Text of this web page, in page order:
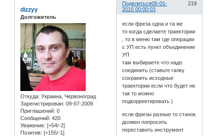
Поделиться 219
05-01-
2015 00:00:03
dizzyy
Долгожитель
Откуда: Украина, Червоноград
Зарегистрирован: 09-07-2009
Приглашений: 0
Сообщений: 420
Уважение: [+54/-2]
Позитив: [+155/-1]
если фреза одна и та же
то когда сделаете траектории
, то в меню там где операции
с УП есть пункт объединение
УП
там выбираете что надо
соединить (ставьте галку
сохранить исходные
траектории если что будет не
так то можно
подкорректировать )
если фрезы разные то станок
должен попросить
переставить инструмент